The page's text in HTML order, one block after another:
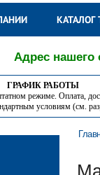
КАТАЛОГ
Адрес нашего
ГРАФИК РАБОТЫ
режиме. Оплата,
условиям (см.